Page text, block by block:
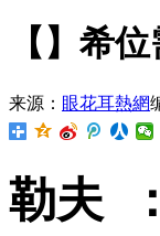
【】希
来源： 眼花耳熱網
勒夫